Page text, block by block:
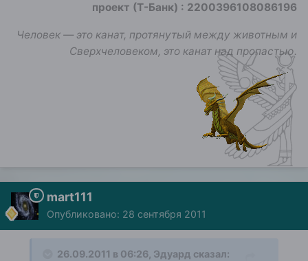
проект (Т-Банк) : 2200396108086196
Человек — это канат, протянутый между животным и
Сверхчеловеком, это канат над пропастью.
mart111
Опубликовано: 28 сентября 2011
26.09.2011 в 06:26, Эдуард сказал: